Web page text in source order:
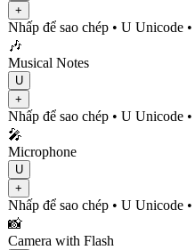
+
Nhấp để sao chép • U Unicode •
🎶
Musical Notes
U
+
Nhấp để sao chép • U Unicode •
🎤
Microphone
U
+
Nhấp để sao chép • U Unicode •
📸
Camera with Flash